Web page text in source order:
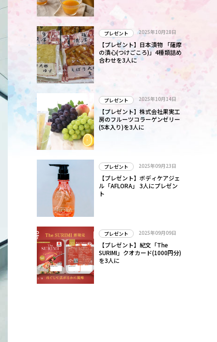
プレゼント 2025年10月28日
【プレゼント】日本漬物 「薩摩
の漬心(つけごころ)」4種類詰め
合わせを3人に
プレゼント 2025年10月14日
【プレゼント】株式会社果実工
房のフルーツコラーゲンゼリー
(5本入り)を3人に
プレゼント 2025年09月23日
【プレゼント】ボディケアジェ
ル「AFLORA」 3人にプレゼン
ト
プレゼント 2025年09月09日
【プレゼント】紀文「The
SURIMI」クオカード(1000円分)
を3人に